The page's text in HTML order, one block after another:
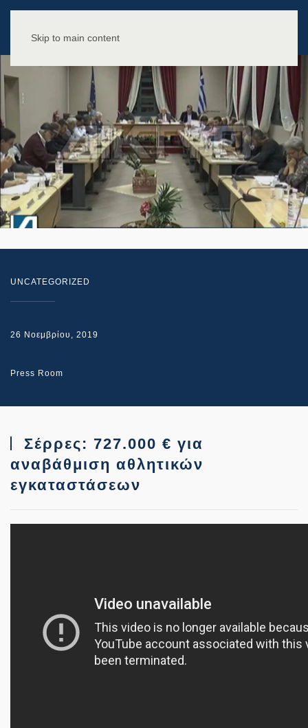
Skip to main content
UNCATEGORIZED
26 Νοεμβρίου, 2019
Press Room
Σέρρες: 727.000 € για
αναβάθμιση αθλητικών
εγκαταστάσεων